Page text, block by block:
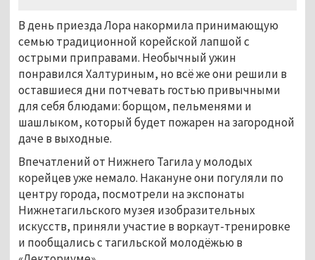
В день приезда Лора накормила принимающую
семью традиционной корейской лапшой с
острыми приправами. Необычный ужин
понравился Халтуриным, но всё же они решили в
оставшиеся дни потчевать гостью привычными
для себя блюдами: борщом, пельменями и
шашлыком, который будет пожарен на загородной
даче в выходные.
Впечатлений от Нижнего Тагила у молодых
корейцев уже немало. Накануне они погуляли по
центру города, посмотрели на экспонаты
Нижнетагильского музея изобразительных
искусств, приняли участие в воркаут-тренировке
и пообщались с тагильской молодёжью в